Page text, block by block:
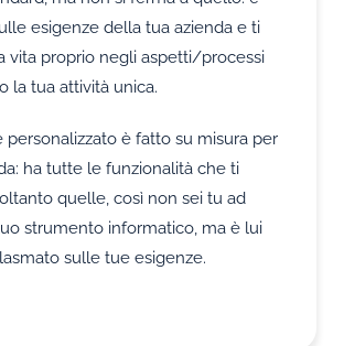
esigenze della tua azienda e ti
vita proprio negli aspetti/processi
la tua attività unica.
personalizzato è fatto su misura per
ha tutte le funzionalità che ti
quelle, così non sei tu ad
strumento informatico, ma è lui
sulle tue esigenze.